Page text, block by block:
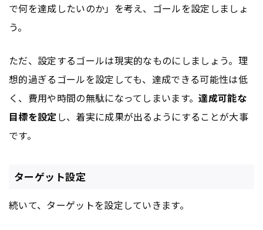
で何を達成したいのか」を考え、ゴールを設定しましょ
う。
ただ、設定するゴールは現実的なものにしましょう。理
想的過ぎるゴールを設定しても、達成できる可能性は低
く、費用や時間の無駄になってしまいます。達成可能な
目標を設定 し、着実に成果が出るようにすることが大事
です。
ターゲット設定
続いて、ターゲットを設定していきます。